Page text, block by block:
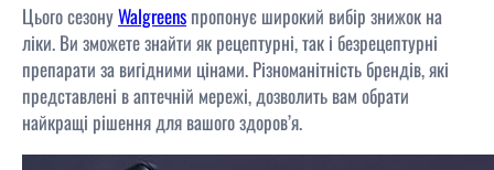
Цього сезонуWalgreens пропонує широкий вибір знижок на
ліки. Ви зможете знайти як рецептурні, так і безрецептурні
препарати за вигідними цінами. Різноманітність брендів, які
представлені в аптечній мережі, дозволить вам обрати
найкращі рішення для вашого здоров’я.